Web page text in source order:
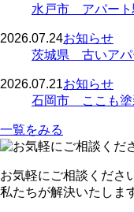
水戸市 アパート
2026.07.24お知らせ
茨城県 古いアパ
2026.07.21お知らせ
石岡市 ここも塗
一覧をみる
お気軽にご相談くださ
私たちが解決いたしま